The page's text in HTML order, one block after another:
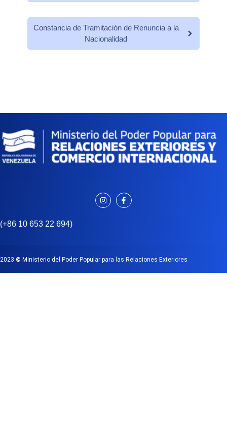
Constancia de Tramitación de Renuncia a la
Nacionalidad
(+86 10 653 22 694)
2023 © Ministerio del Poder Popular para las Relaciones Exteriores